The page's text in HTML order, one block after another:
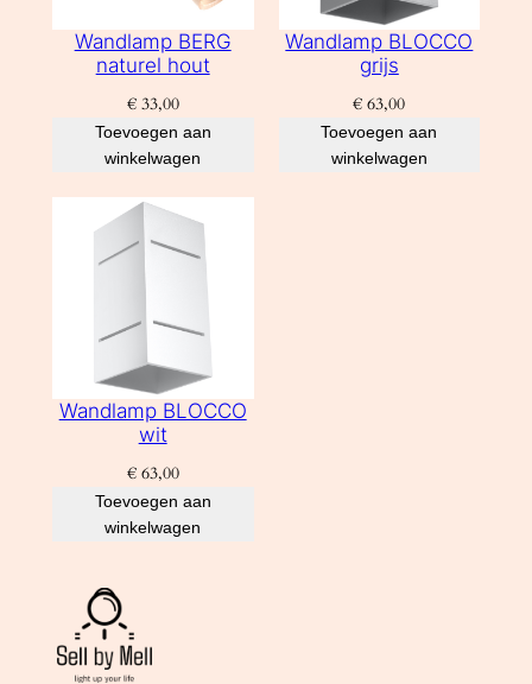
Wandlamp BERG
naturel hout
€33,00
Toevoegen aan
winkelwagen
Wandlamp BLOCCO
grijs
€ 63,00
Toevoegen aan
winkelwagen
Wandlamp BLOCCO
wit
€63,00
Toevoegen aan
winkelwagen